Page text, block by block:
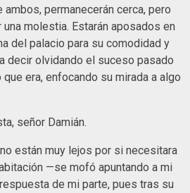
permanecerán cerca, pero
molestia. Estarán aposados en
del palacio para su comodidad y
decir olvidando el suceso pasado
era, enfocando su mirada a algo
señor Damián.
están muy lejos por si necesitara
—se mofó apuntando a mi
de mi parte, pues tras su